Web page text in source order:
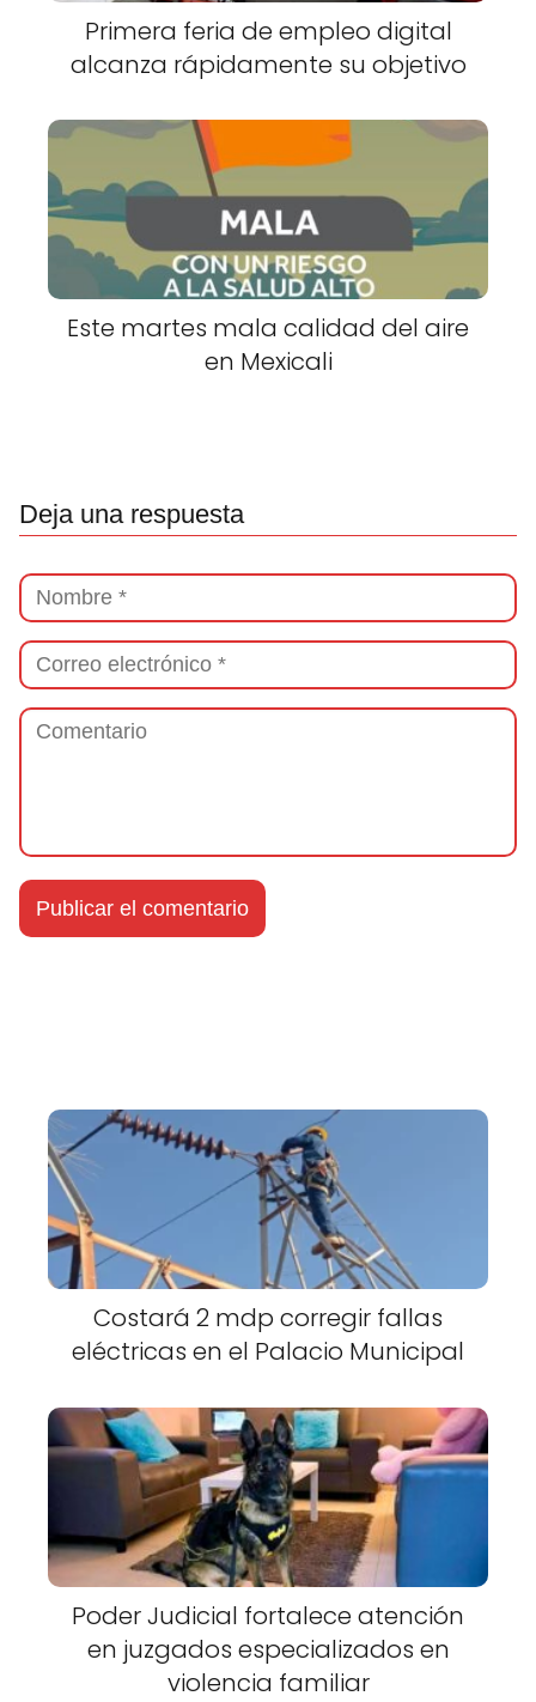
Primera feria de empleo digital
alcanza rápidamente su objetivo
Este martes mala calidad del aire
en Mexicali
Deja una respuesta
Costará 2 mdp corregir fallas
eléctricas en el Palacio Municipal
Poder Judicial fortalece atención
en juzgados especializados en
violencia familiar